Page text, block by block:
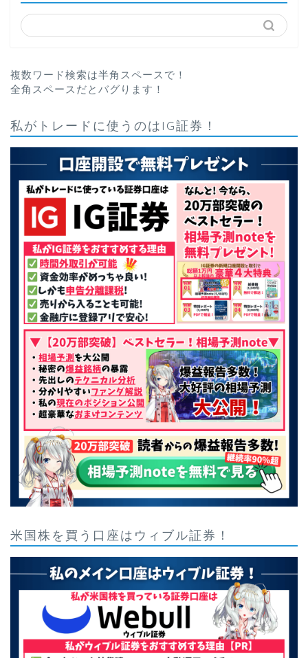
複数ワード検索は半角スペースで！
全角スペースだとバグります！
私がトレードに使うのはIG証券！
米国株を買う口座はウィブル証券！